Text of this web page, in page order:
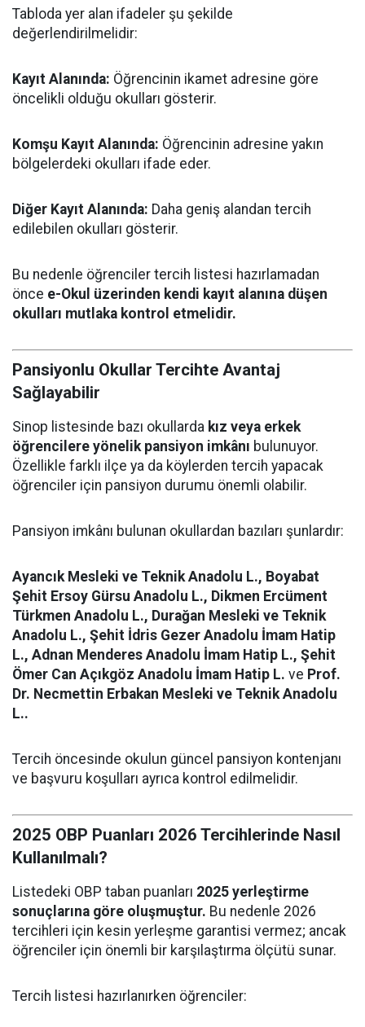
Tabloda yer alan ifadeler şu şekilde
değerlendirilmelidir:
Kayıt Alanında: Öğrencinin ikamet adresine göre
öncelikli olduğu okulları gösterir.
Komşu Kayıt Alanında: Öğrencinin adresine yakın
bölgelerdeki okulları ifade eder.
Diğer Kayıt Alanında: Daha geniş alandan tercih
edilebilen okulları gösterir.
Bu nedenle öğrenciler tercih listesi hazırlamadan
önce e-Okul üzerinden kendi kayıt alanına düşen
okulları mutlaka kontrol etmelidir.
Pansiyonlu Okullar Tercihte Avantaj
Sağlayabilir
Sinop listesinde bazı okullarda kız veya erkek
öğrencilere yönelik pansiyon imkânı bulunuyor.
Özellikle farklı ilçe ya da köylerden tercih yapacak
öğrenciler için pansiyon durumu önemli olabilir.
Pansiyon imkânı bulunan okullardan bazıları şunlardır:
Ayancık Mesleki ve Teknik Anadolu L., Boyabat
Şehit Ersoy Gürsu Anadolu L., Dikmen Ercüment
Türkmen Anadolu L., Durağan Mesleki ve Teknik
Anadolu L., Şehit İdris Gezer Anadolu İmam Hatip
L., Adnan Menderes Anadolu İmam Hatip L., Şehit
Ömer Can Açıkgöz Anadolu İmam Hatip L. ve Prof.
Dr. Necmettin Erbakan Mesleki ve Teknik Anadolu
L..
Tercih öncesinde okulun güncel pansiyon kontenjanı
ve başvuru koşulları ayrıca kontrol edilmelidir.
2025 OBP Puanları 2026 Tercihlerinde Nasıl
Kullanılmalı?
Listedeki OBP taban puanları 2025 yerleştirme
sonuçlarına göre oluşmuştur. Bu nedenle 2026
tercihleri için kesin yerleşme garantisi vermez; ancak
öğrenciler için önemli bir karşılaştırma ölçütü sunar.
Tercih listesi hazırlanırken öğrenciler: